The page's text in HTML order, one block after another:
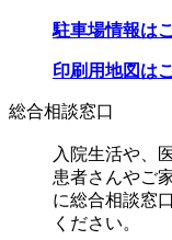
駐車場情報は
印刷用地図は
総合相談窓口
入院生活や、
患者さんやご
に総合相談窓
ください。